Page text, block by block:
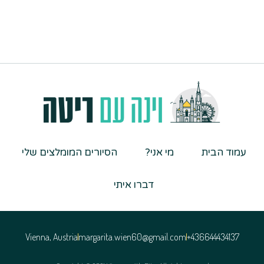
עמוד הבית מי אני? הסיורים המומלצים שלי
דברו איתי
436644434137+
margarita.wien60@gmail.com
Vienna, Austria